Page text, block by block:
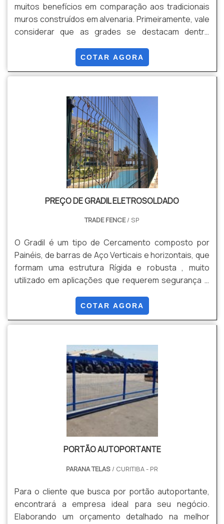
muitos benefícios em comparação aos tradicionais
muros construídos em alvenaria. Primeiramente, vale
considerar que as grades se destacam dentre
benefício bastante superior, podendo ser
encontradas em Sorocaba e Itu.Esta qualidade por
termos de: Valores de materiais; Mão de obra;
Tempo de instalação; Funcionalidade;
Durabilidade.Benefícios e atributos das g.
COTAR AGORA
PREÇO DE GRADIL ELETROSOLDADO
TRADE FENCE/ SP
O Gradil é um tipo de Cercamento composto por
Painéis, de barras de Aço Verticais e horizontais, que
formam uma estrutura Rígida e robusta , muito
utilizado em aplicações que requerem segurança e
Aço Galvanizado com Pintura Eletrostática Epóxi , ou
com Revestimentos em PVC. Dentre suas Vantagens
Versatilidade, Facilidade e Rapidez de instalação
COTAR AGORA
PORTÃO AUTOPORTANTE
PARANA TELAS / CURITIBA - PR
Para o cliente que busca por portão autoportante,
encontrará a empresa ideal para seu negócio.
Elaborando um orçamento detalhado na melhor